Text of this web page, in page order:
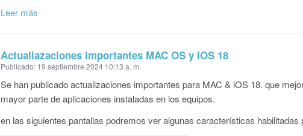
Leer más
Actualiazaciones importantes MAC OS y IOS 18
Publicado: 19 septiembre 2024 10:13 a. m.
Se han publicado actualizaciones importantes para MAC & iOS 18. que
mayor parte de aplicaciones instaladas en los equipos.
en las siguientes pantallas podremos ver algunas características